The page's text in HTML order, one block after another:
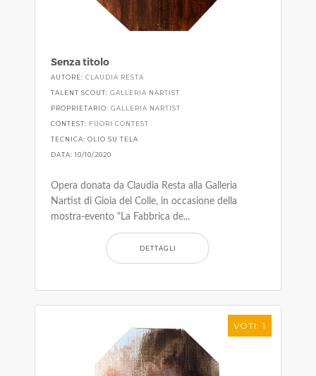
Senza titolo
AUTORE:CLAUDIA RESTA
TALENT SCOUT:GALLERIA NARTIST
PROPRIETARIO:GALLERIA NARTIST
CONTEST: FUORI CONTEST
TECNICA: OLIO SU TELA
DATA: 10/10/2020
Opera donata da Claudia Resta alla Galleria
Nartist di Gioia del Colle, in occasione della
mostra-evento "La Fabbrica de...
DETTAGLI
VOTI: 1